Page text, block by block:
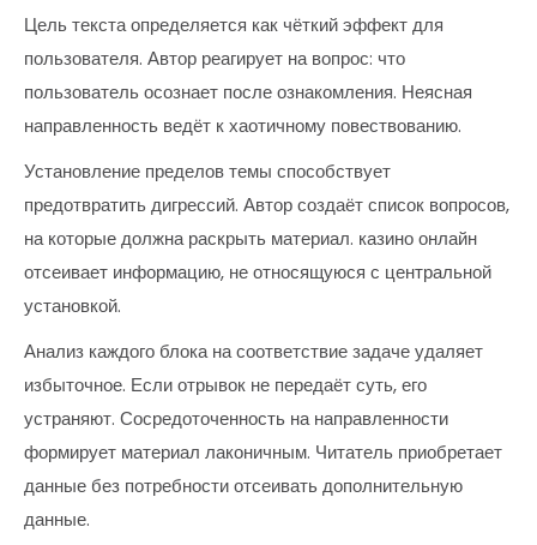
Цель текста определяется как чёткий эффект для
пользователя. Автор реагирует на вопрос: что
пользователь осознает после ознакомления. Неясная
направленность ведёт к хаотичному повествованию.
Установление пределов темы способствует
предотвратить дигрессий. Автор создаёт список вопросов,
на которые должна раскрыть материал. казино онлайн
отсеивает информацию, не относящуюся с центральной
установкой.
Анализ каждого блока на соответствие задаче удаляет
избыточное. Если отрывок не передаёт суть, его
устраняют. Сосредоточенность на направленности
формирует материал лаконичным. Читатель приобретает
данные без потребности отсеивать дополнительную
данные.